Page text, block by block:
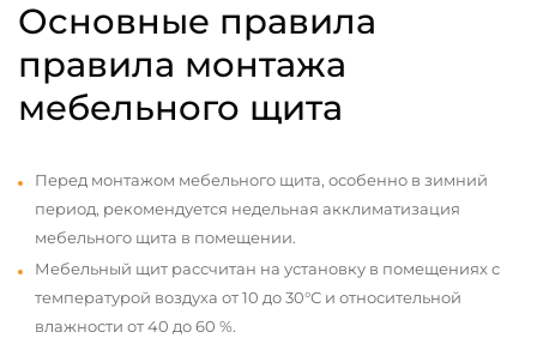
Основные правила
правила монтажа
мебельного щита
Перед монтажом мебельного щита, особенно в зимний
период, рекомендуется недельная акклиматизация
мебельного щита в помещении.
Мебельный щит рассчитан на установку в помещениях с
температурой воздуха от 10 до 30°С и относительной
влажности от 40 до 60 %.